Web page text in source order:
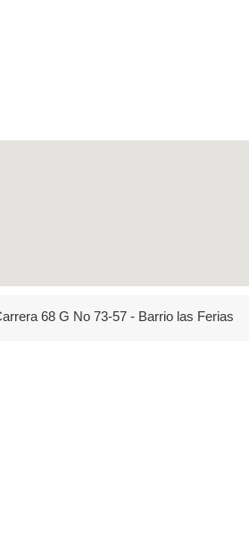
68 G No 73-57 - Barrio las Ferias